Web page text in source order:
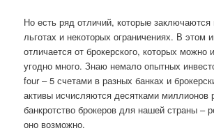
Но есть ряд отличий, которые заключаются
льготах и некоторых ограничениях. В этом
отличается от брокерского, которых можно
угодно много. Знаю немало опытных
four – 5 счетами в разных банках и
активы исчисляются десятками миллионов
банкротство брокеров для нашей страны –
оно возможно.